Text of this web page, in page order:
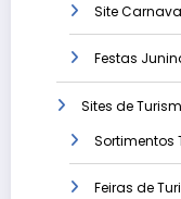
Site
Festas
Sites de
Sortimentos
Feiras de